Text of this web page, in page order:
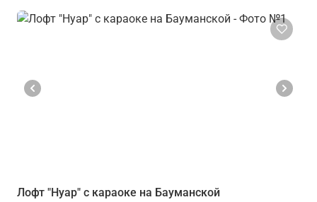
Лофт "Нуар" с караоке на Бауманской